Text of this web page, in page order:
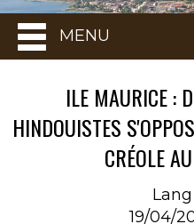
MENU
ILE MAURICE :
HINDOUISTES
CRÉOLE
19/04/